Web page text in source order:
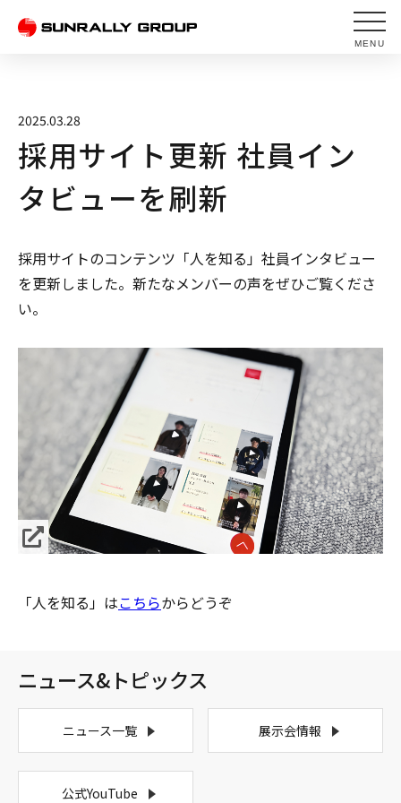
MENU
2025.03.28
採用サイト更新 社員イン
タビューを刷新
採用サイトのコンテンツ「人を知る」社員インタビュー
を更新しました。新たなメンバーの声をぜひご覧くださ
い。
「人を知る」はこちらからどうぞ
ニュース&トピックス
ニュース一覧 展示会情報
公式YouTube